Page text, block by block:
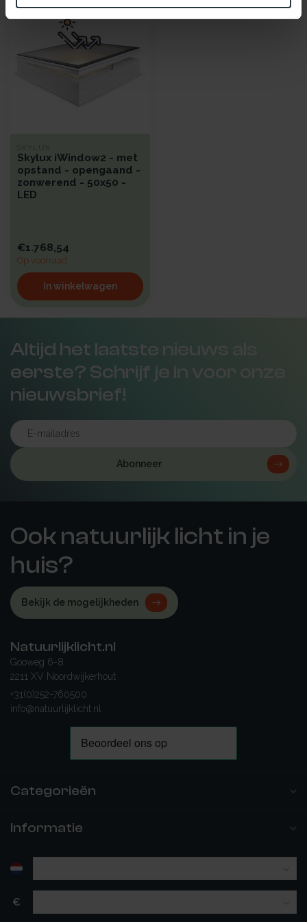
SKYLUX
Skylux iWindow2 - met
opstand - opengaand -
zonwerend - 50x50 -
LED
€1.768,54
Op voorraad
In winkelwagen
Altijd het laatste nieuws als
eerste? Schrijf je in voor onze
nieuwsbrief!
Abonneer
Ook natuurlijk licht in je
huis?
Bekijk de mogelijkheden
Natuurlijklicht.nl
Gooweg 6-8
2211 XV Noordwijkerhout
+31(0)252-760500
info@natuurlijklicht.nl
Categorieën
Informatie
€